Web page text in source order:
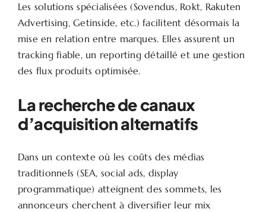
Les solutions spécialisées (Sovendus, Rokt, Rakuten
Advertising, Getinside, etc.) facilitent désormais la
mise en relation entre marques. Elles assurent un
tracking fiable, un reporting détaillé et une gestion
des flux produits optimisée.
La recherche de canaux
d’acquisition alternatifs
Dans un contexte où les coûts des médias
traditionnels (SEA, social ads, display
programmatique) atteignent des sommets, les
annonceurs cherchent à diversifier leur mix